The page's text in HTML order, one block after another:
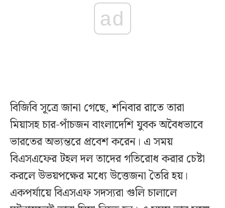
ad
বিজিবি সূত্রে জানা গেছে, শনিবার রাতে তারা
মিয়াসহ চার-পাঁচজন বাংলাদেশি যুবক অবৈধভাবে
ভারতের অভ্যন্তরে প্রবেশ করেন। এ সময়
বিএসএফের টহল দল তাদের গতিরোধ করার চেষ্টা
করলে উভয়পক্ষের মধ্যে উত্তেজনা তৈরি হয়।
একপর্যায়ে বিএসএফ সদস্যরা গুলি চালালে